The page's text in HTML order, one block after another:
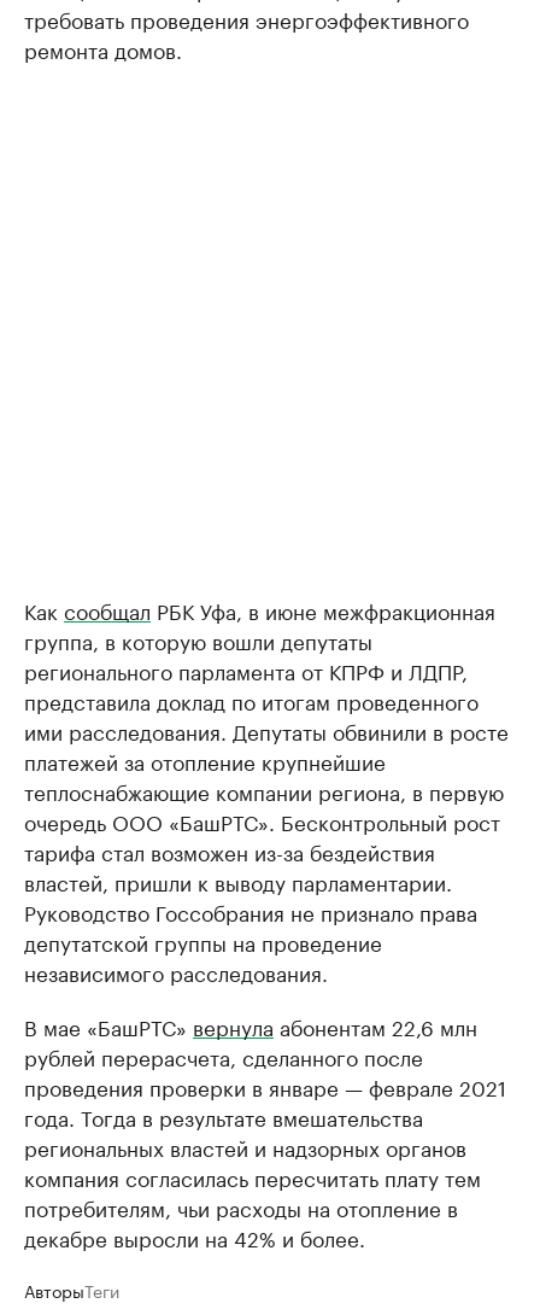
требовать проведения энергоэффективного
ремонта домов.
Как сообщал РБК Уфа, в июне межфракционная
группа, в которую вошли депутаты
регионального парламента от КПРФ и ЛДПР,
представила доклад по итогам проведенного
ими расследования. Депутаты обвинили в росте
платежей за отопление крупнейшие
теплоснабжающие компании региона, в первую
очередь ООО «БашРТС». Бесконтрольный рост
тарифа стал возможен из-за бездействия
властей, пришли к выводу парламентарии.
Руководство Госсобрания не признало права
депутатской группы на проведение
независимого расследования.
В мае «БашРТС» вернула абонентам 22,6 млн
рублей перерасчета, сделанного после
проведения проверки в январе — феврале 2021
года. Тогда в результате вмешательства
региональных властей и надзорных органов
компания согласилась пересчитать плату тем
потребителям, чьи расходы на отопление в
декабре выросли на 42% и более.
АвторыТеги